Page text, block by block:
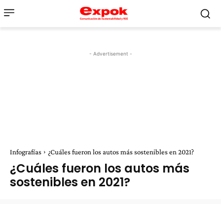
- Advertisement -
Infografías ¿Cuáles fueron los autos más sostenibles en 2021?
¿Cuáles fueron los autos más
sostenibles en 2021?